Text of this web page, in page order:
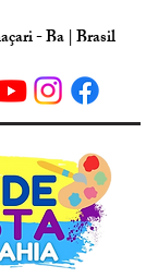
- Ba | Brasil